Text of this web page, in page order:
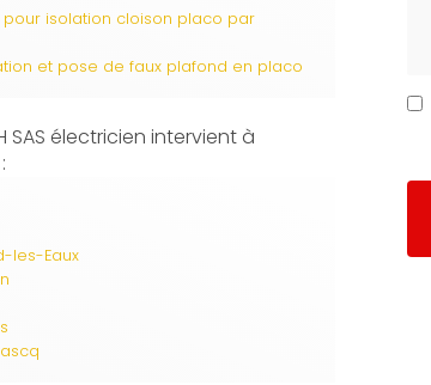
pour isolation cloison placo par
et pose de faux plafond en placo
SAS électricien intervient à
les-Eaux